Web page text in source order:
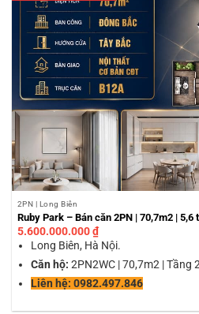
2PN | Long Biên
Ruby Park – Bán căn 2PN | 70,7m2 | 5,6
5.600.000.000₫
Long Biên, Hà Nội.
Căn hộ: 2PN2WC | 70,7m2 | Tầng
Liên hệ: 0982.497.846